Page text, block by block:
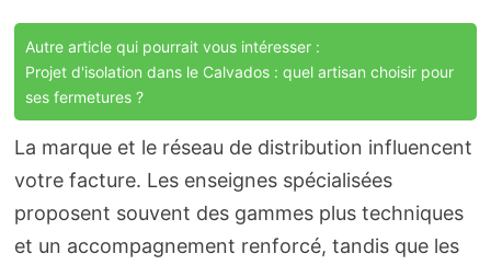
Autre article qui pourrait vous intéresser :
Projet d'isolation dans le Calvados : quel artisan choisir pour
ses fermetures ?
La marque et le réseau de distribution influencent
votre facture. Les enseignes spécialisées
proposent souvent des gammes plus techniques
et un accompagnement renforcé, tandis que les